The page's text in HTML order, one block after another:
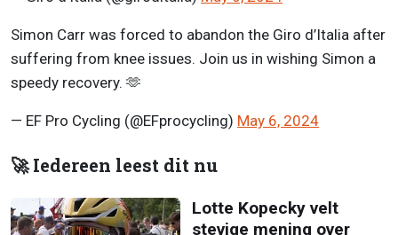
Simon Carr was forced to abandon the Giro d’Italia after
suffering from knee issues. Join us in wishing Simon a
speedy recovery. 🫶
— EF Pro Cycling (@EFprocycling) May 6, 2024
🚀 Iedereen leest dit nu
Lotte Kopecky velt
stevige mening over